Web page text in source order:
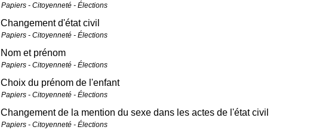
Papiers - Citoyenneté - Élections
Changement d'état civil
Papiers - Citoyenneté - Élections
Nom et prénom
Papiers - Citoyenneté - Élections
Choix du prénom de l'enfant
Papiers - Citoyenneté - Élections
Changement de la mention du sexe dans les actes de l'état civil
Papiers - Citoyenneté - Élections